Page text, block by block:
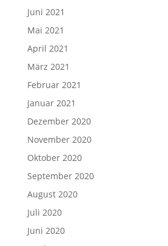
Juni 2021
Mai 2021
April 2021
März 2021
Februar 2021
Januar 2021
Dezember 2020
November 2020
Oktober 2020
September 2020
August 2020
Juli 2020
Juni 2020